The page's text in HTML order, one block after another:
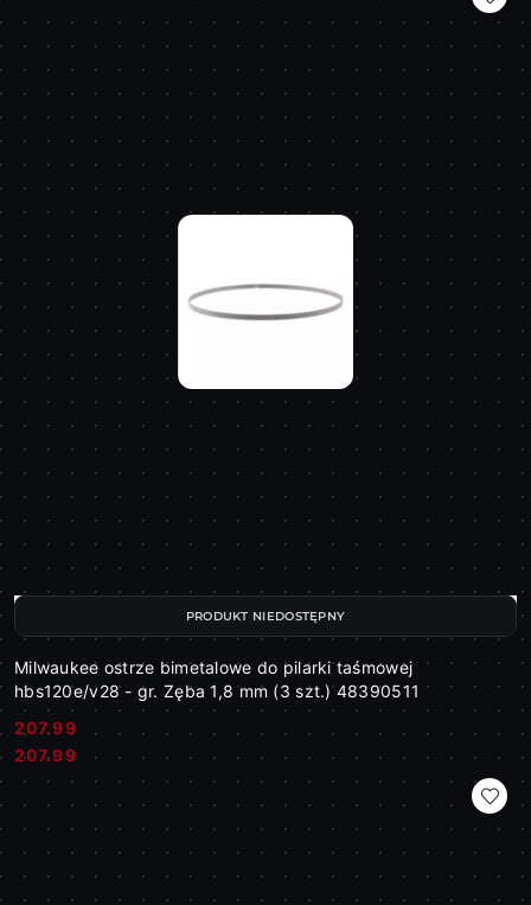
Milwaukee ostrze bimetalowe do pilarki taśmowej
hbs120e/v28 - gr. Zęba 1,8 mm (3 szt.) 48390511
Cena:
207.99
Cena:
207.99
PRODUKT NIEDOSTĘPNY